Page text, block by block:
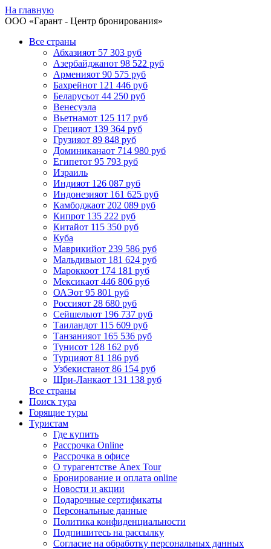
На главную
ООО «Гарант - Центр бронирования»
Все страны
Абхазияот 57 303 руб
Азербайджанот 98 522 руб
Арменияот 90 575 руб
Бахрейнот 121 446 руб
Беларусьот 44 250 руб
Венесуэла
Вьетнамот 125 117 руб
Грецияот 139 364 руб
Грузияот 89 848 руб
Доминиканаот 714 980 руб
Египетот 95 793 руб
Израиль
Индияот 126 087 руб
Индонезияот 161 625 руб
Камбоджаот 202 089 руб
Кипрот 135 222 руб
Китайот 115 350 руб
Куба
Маврикийот 239 586 руб
Мальдивыот 181 624 руб
Мароккоот 174 181 руб
Мексикаот 446 806 руб
ОАЭот 95 801 руб
Россияот 28 680 руб
Сейшелыот 196 737 руб
Таиландот 115 609 руб
Танзанияот 165 536 руб
Тунисот 128 162 руб
Турцияот 81 186 руб
Узбекистанот 86 154 руб
Шри-Ланкаот 131 138 руб
Все страны
Поиск тура
Горящие туры
Туристам
Где купить
Рассрочка Online
Рассрочка в офисе
О турагентстве Anex Tour
Бронирование и оплата online
Новости и акции
Подарочные сертификаты
Персональные данные
Политика конфиденциальности
Подпишитесь на рассылку
Согласие на обработку персональных данных